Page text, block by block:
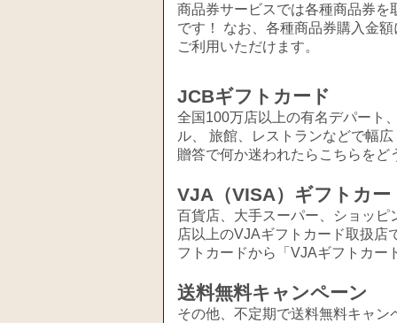
商品券サービスでは各種商品券
です！ なお、各種商品券購入金
ご利用いただけます。
JCBギフトカード
全国100万店以上の有名デパート
ル、 旅館、レストランなどで幅
贈答で何か迷われたらこちらをど
VJA（VISA）ギフトカー
百貨店、大手スーパー、ショッ
店以上のVJAギフトカード取扱店
フトカードから「VJAギフトカー
送料無料キャンペーン
その他、不定期で送料無料キャ